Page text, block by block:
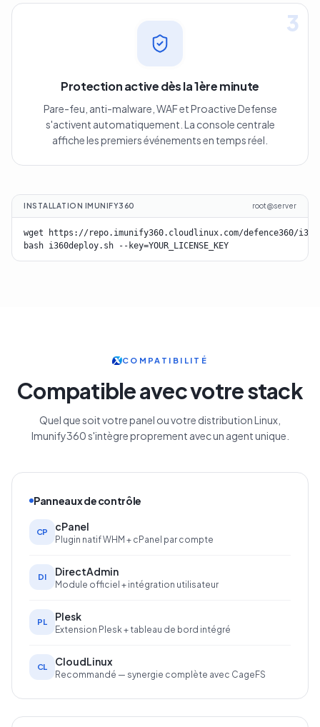
3
Protection active dès la 1ère minute
Pare-feu, anti-malware, WAF et Proactive Defense
s'activent automatiquement. La console centrale
affiche les premiers événements en temps réel.
INSTALLATION IMUNIFY360 root@server
wget https://repo.imunify360.cloudlinux.com/defence360/
bash i360deploy.sh --key=YOUR_LICENSE_KEY
COMPATIBILITÉ
Compatible avec votre stack
Quel que soit votre panel ou votre distribution Linux,
Imunify360 s'intègre proprement avec un agent unique.
Panneaux de contrôle
CP cPanel
Plugin natif WHM + cPanel par compte
DI DirectAdmin
Module officiel + intégration utilisateur
PL Plesk
Extension Plesk + tableau de bord intégré
CL CloudLinux
Recommandé — synergie complète avec CageFS